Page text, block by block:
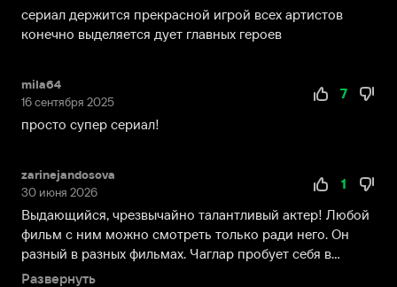
сериал держится прекрасной игрой всех артистов
конечно выделяется дует главных героев
mila64
16 сентября 2025
7
просто супер сериал!
zarinejandosova
30 июня 2026
1
Выдающийся, чрезвычайно талантливый актер! Любой
фильм с ним можно смотреть только ради него. Он
разный в разных фильмах. Чаглар пробует себя в
разныъ...
Развернуть